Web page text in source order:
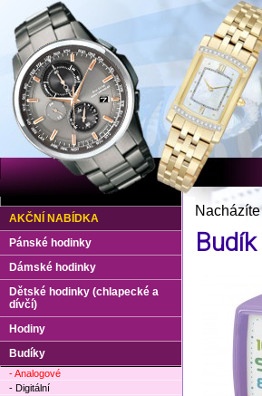
AKČNÍ NABÍDKA
Pánské hodinky
Dámské hodinky
Dětské hodinky (chlapecké a
dívčí)
Hodiny
Budíky
- Analogové
- Digitální